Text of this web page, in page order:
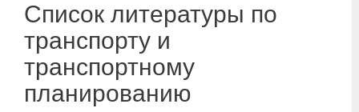
Список литературы по
транспорту и
транспортному
планированию